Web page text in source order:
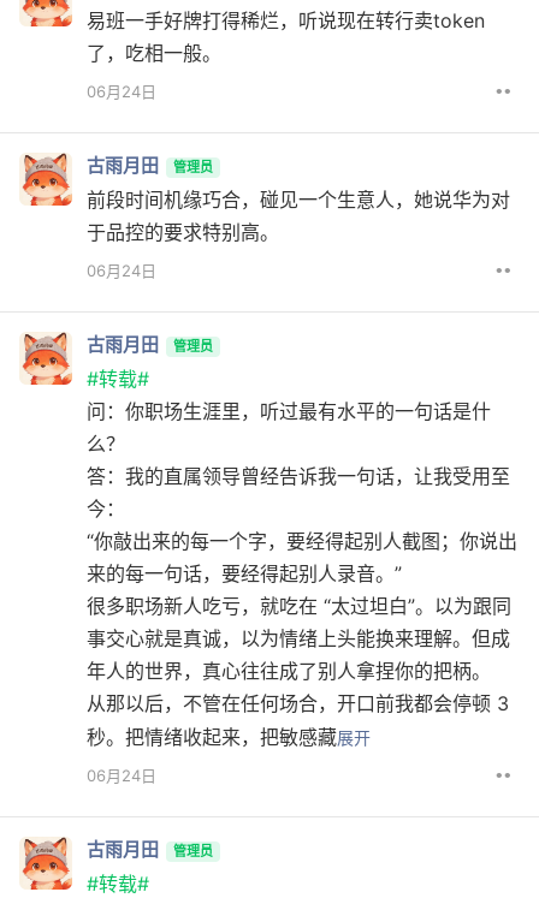
易班一手好牌打得稀烂，听说现在转行卖token
了，吃相一般。
06月24日 ••
古雨月田 管理员
前段时间机缘巧合，碰见一个生意人，她说华为对
于品控的要求特别高。
06月24日 ••
古雨月田 管理员
#转载#
问：你职场生涯里，听过最有水平的一句话是什
么？
答：我的直属领导曾经告诉我一句话，让我受用至
今：
“你敲出来的每一个字，要经得起别人截图；你说出
来的每一句话，要经得起别人录音。”
很多职场新人吃亏，就吃在 “太过坦白”。以为跟同
事交心就是真诚，以为情绪上头能换来理解。但成
年人的世界，真心往往成了别人拿捏你的把柄。
从那以后，不管在任何场合，开口前我都会停顿 3
秒。把情绪收起来，把敏感藏展开
06月24日
••
古雨月田 管理员
#转载#